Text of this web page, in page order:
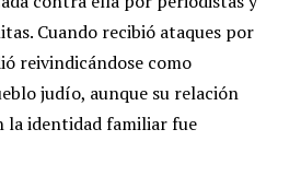
Cuando recibió ataques por
reivindicándose como
judío, aunque su relación
la identidad familiar fue